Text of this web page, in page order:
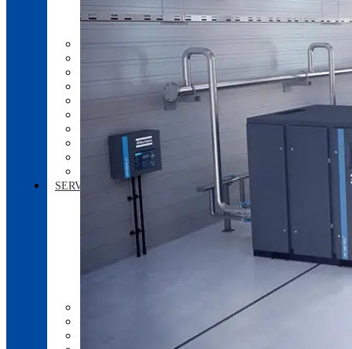
COMPRESSEURS INDUSTRIELS
COMPRESSEURS À PISTONS
SÉCHEURS FRIGORIFIQUES
SÉCHEURS DESSICATIFS
COMPRESSEURS DIÉSEL MOBILES
FILTRATION | QUALITÉ DE L’AIR
RÉCUPÉRATEURS DE CONDENSATS
RÉSERVOIRS D’AIR COMPRIMÉ
À PROPOS D’ATLAS COPCO
SERVICES SPÉCIALISÉS